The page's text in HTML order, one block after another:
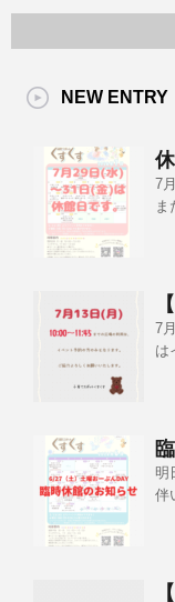
NEW ENTRY
7
ま
7
は
明
伴